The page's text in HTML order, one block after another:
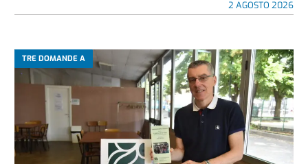
2 AGOSTO 2026
TRE DOMANDE A